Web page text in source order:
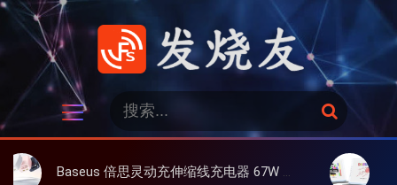
跳
发烧友
：
搜
索
Baseus 倍思灵动充伸缩线充电器 67W 3C，超耐用可伸缩线、氮化镓、3C多设备同时充 大上